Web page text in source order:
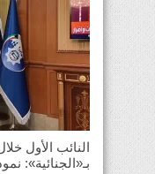
بـ«الجنائية»: